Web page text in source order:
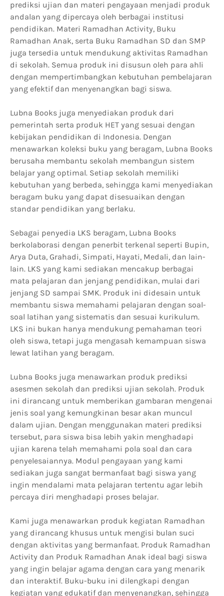
prediksi ujian dan materi pengayaan menjadi produk
andalan yang dipercaya oleh berbagai institusi
pendidikan. Materi Ramadhan Activity, Buku
Ramadhan Anak, serta Buku Ramadhan SD dan SMP
juga tersedia untuk mendukung aktivitas Ramadhan
di sekolah. Semua produk ini disusun oleh para ahli
dengan mempertimbangkan kebutuhan pembelajaran
yang efektif dan menyenangkan bagi siswa.
Lubna Books juga menyediakan produk dari
pemerintah serta produk HET yang sesuai dengan
kebijakan pendidikan di Indonesia. Dengan
menawarkan koleksi buku yang beragam, Lubna Books
berusaha membantu sekolah membangun sistem
belajar yang optimal. Setiap sekolah memiliki
kebutuhan yang berbeda, sehingga kami menyediakan
beragam buku yang dapat disesuaikan dengan
standar pendidikan yang berlaku.
Sebagai penyedia LKS beragam, Lubna Books
berkolaborasi dengan penerbit terkenal seperti Bupin,
Arya Duta, Grahadi, Simpati, Hayati, Medali, dan lain-
lain. LKS yang kami sediakan mencakup berbagai
mata pelajaran dan jenjang pendidikan, mulai dari
jenjang SD sampai SMK. Produk ini didesain untuk
membantu siswa memahami pelajaran dengan soal-
soal latihan yang sistematis dan sesuai kurikulum.
LKS ini bukan hanya mendukung pemahaman teori
oleh siswa, tetapi juga mengasah kemampuan siswa
lewat latihan yang beragam.
Lubna Books juga menawarkan produk prediksi
asesmen sekolah dan prediksi ujian sekolah. Produk
ini dirancang untuk memberikan gambaran mengenai
jenis soal yang kemungkinan besar akan muncul
dalam ujian. Dengan menggunakan materi prediksi
tersebut, para siswa bisa lebih yakin menghadapi
ujian karena telah memahami pola soal dan cara
penyelesaiannya. Modul pengayaan yang kami
sediakan juga sangat bermanfaat bagi siswa yang
ingin mendalami mata pelajaran tertentu agar lebih
percaya diri menghadapi proses belajar.
Kami juga menawarkan produk kegiatan Ramadhan
yang dirancang khusus untuk mengisi bulan suci
dengan aktivitas yang bermanfaat. Produk Ramadhan
Activity dan Produk Ramadhan Anak ideal bagi siswa
yang ingin belajar agama dengan cara yang menarik
dan interaktif. Buku-buku ini dilengkapi dengan
kegiatan yang edukatif dan menyenangkan, sehingga